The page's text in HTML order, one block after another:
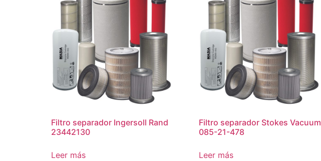
Filtro separador Ingersoll Rand
23442130
Leer más
Filtro separador Stokes Vacuum
085-21-478
Leer más